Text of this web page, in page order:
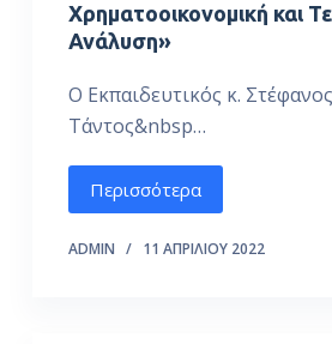
Χρηματοοικονομική και
Ανάλυση»
Ο Εκπαιδευτικός κ. Στέφανος
Τάντος&nbsp…
Περισσότερα
ADMIN 11 ΑΠΡΙΛΊΟΥ 2022